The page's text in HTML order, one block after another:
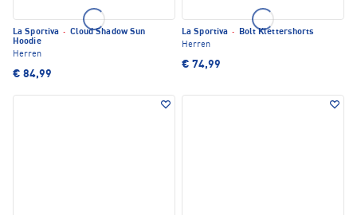
La Sportiva · Cloud Shadow Sun
Hoodie
Herren
€ 84,99
La Sportiva ·
Bolt Klettershorts
Herren
€ 74,99